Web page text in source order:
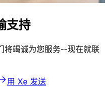
支持
将竭诚为您服务--现在就联
用 Xe 发送